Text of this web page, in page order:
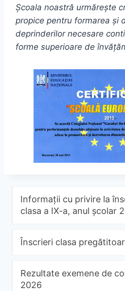
Școala noastră urmărește
propice pentru formarea și
deprinderilor necesare
forme superioare de învăță
Informații cu privire la
clasa a IX-a, anul școlar
Înscrieri clasa
Rezultate exemene de
2026